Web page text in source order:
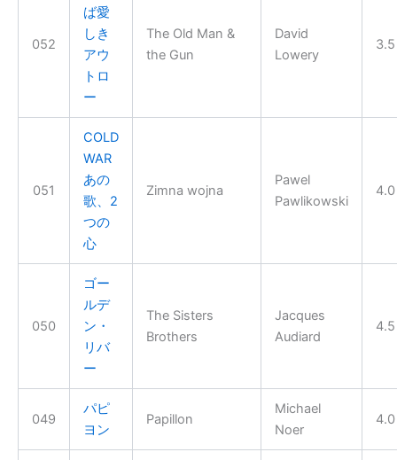
052
ば愛
しき
アウ
トロ
ー
The Old Man &
the Gun
David
Lowery
3.5
051
COLD
WAR
あの
歌、2
つの
心
Zimna wojna
Pawel
Pawlikowski
4.0
050
ゴー
ルデ
ン・
リバ
ー
The Sisters
Brothers
Jacques
Audiard
4.5
049
パピ
ヨン
Papillon
Michael
Noer
4.0